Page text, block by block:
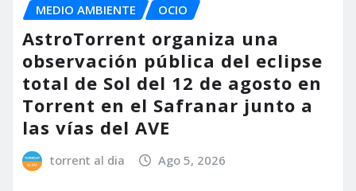
MEDIO AMBIENTE
OCIO
AstroTorrent organiza una
observación pública del eclipse
total de Sol del 12 de agosto en
Torrent en el Safranar junto a
las vías del AVE
torrent al dia Ago 5, 2026